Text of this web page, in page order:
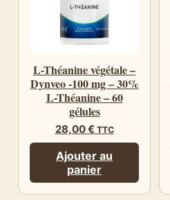
L-Théanine végétale –
Dynveo -100 mg – 30%
L-Théanine – 60
gélules
28,00€ TTC
Ajouter au
panier